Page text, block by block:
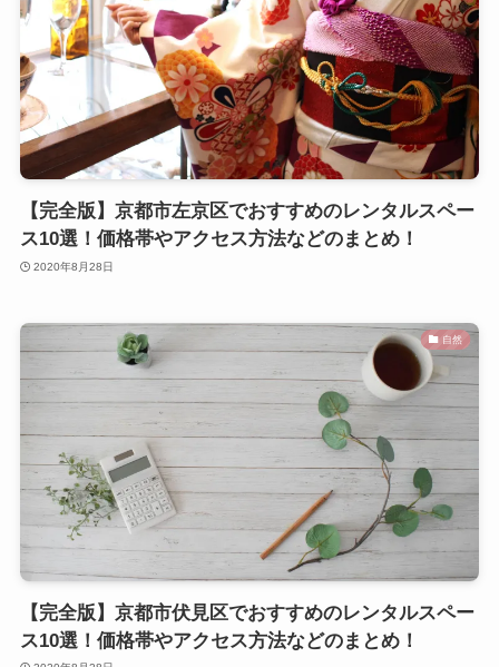
【完全版】京都市左京区でおすすめのレンタルスペー
ス10選！価格帯やアクセス方法などのまとめ！
2020年8月28日
自然
【完全版】京都市伏見区でおすすめのレンタルスペー
ス10選！価格帯やアクセス方法などのまとめ！